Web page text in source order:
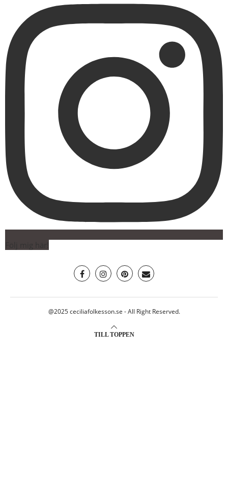
@2025 ceciliafolkesson.se - All Right Reserved.
TILL TOPPEN